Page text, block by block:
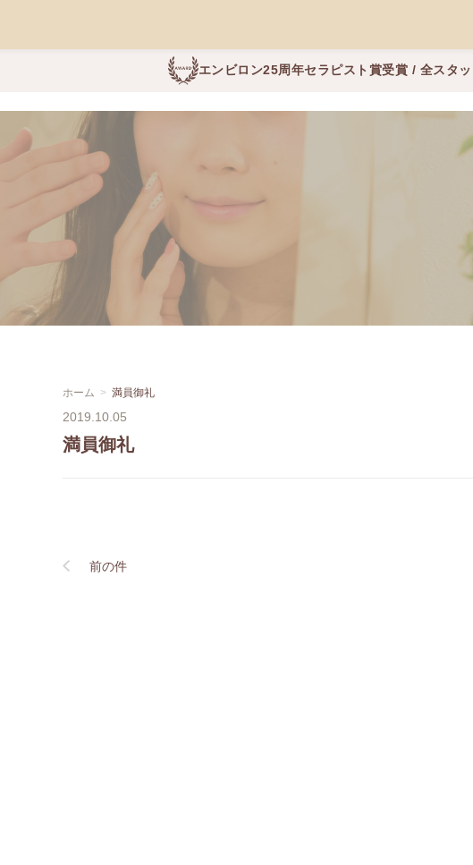
エンビロン25周年セラピスト賞受賞 / 全スタ
ホーム 満員御礼
2019.10.05
満員御礼
前の件